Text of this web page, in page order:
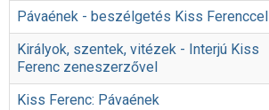
Pávaének - beszélgetés Kiss Ferenccel
Királyok, szentek, vitézek - Interjú Kiss
Ferenc zeneszerzővel
Kiss Ferenc: Pávaének